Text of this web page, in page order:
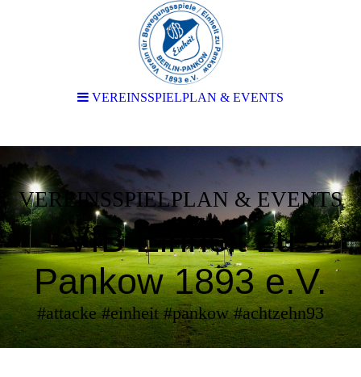
VEREINSSPIELPLAN & EVENTS
VfB Einheit zu
Pankow 1893 e.V.
#attacke #einheit #pankow #achtzehn93
VEREINSSPIELPLAN & EVENTS